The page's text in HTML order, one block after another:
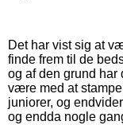
Det har vist sig at
finde frem til de
og af den grund har
være med at
juniorer, og
og endda nogle